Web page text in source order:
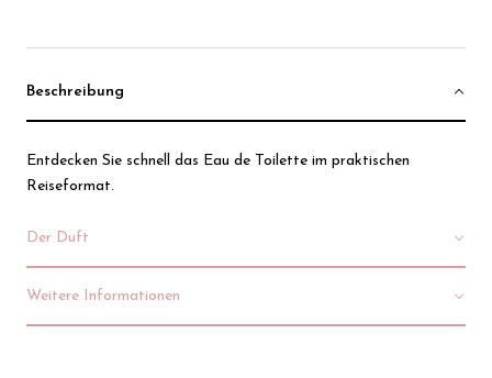
Beschreibung
Entdecken Sie schnell das Eau de Toilette im praktischen
Reiseformat.
Der Duft
Weitere Informationen